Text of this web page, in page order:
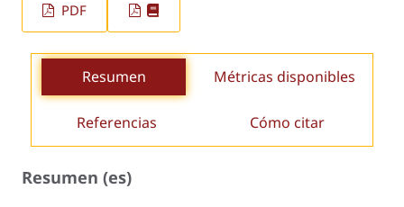
PDF
Resumen Métricas disponibles
Referencias Cómo citar
Resumen (es)